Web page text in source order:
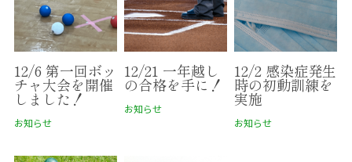
12/6 第一回ボッ
チャ大会を開催
しました！
お知らせ
12/21 一年越し
の合格を手に！
お知らせ
12/2 感染症発生
時の初動訓練を
実施
お知らせ